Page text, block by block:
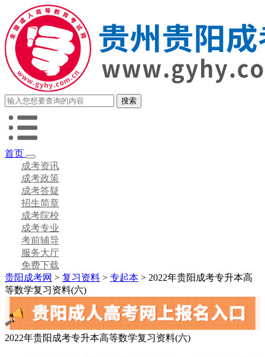
首页
成考资讯
成考政策
成考答疑
招生简章
成考院校
成考专业
考前辅导
服务大厅
免费下载
贵阳成考网 > 复习资料 > 专起本 > 2022年贵阳成考专升本高
等数学复习资料(六)
2022年贵阳成考专升本高等数学复习资料(六)